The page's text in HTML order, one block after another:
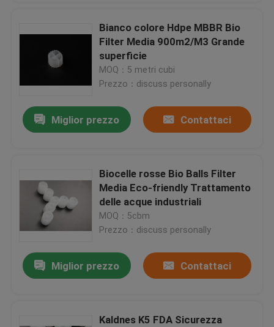
Casa
Bianco colore Hdpe MBBR Bio
Filter Media 900m2/M3 Grande
superficie
MOQ：5 metri cubi
Prezzo：discuss personally
Miglior prezzo Contattaci
Biocelle rosse Bio Balls Filter
Media Eco-friendly Trattamento
delle acque industriali
MOQ：5cbm
Prezzo：discuss personally
Miglior prezzo Contattaci
Kaldnes K5 FDA Sicurezza